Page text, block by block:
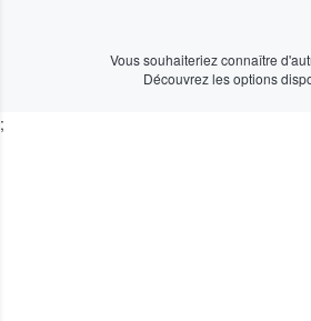
Vous souhaiteriez connaître
Découvrez les options
;